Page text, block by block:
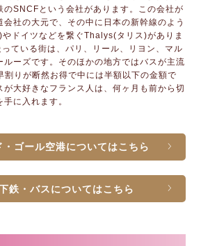
のSNCFという会社があります。この会社が
社の大元で、その中に日本の新幹線のよう
ドイツなどを繋ぐThalys(タリス)がありま
ている街は、パリ、リール、リヨン、マル
ルーズです。そのほかの地方ではバスが主流
割りが断然お得で中には半額以下の金額で
が大好きなフランス人は、何ヶ月も前から切
に入れます。
・ゴール空港についてはこちら
鉄・バスについてはこちら